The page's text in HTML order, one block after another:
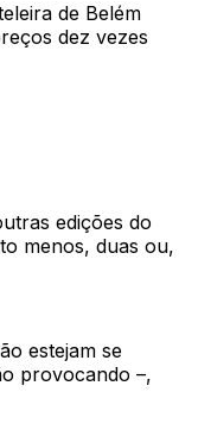
de Belém
dez vezes
edições do
menos, duas ou,
estejam se
provocando –,